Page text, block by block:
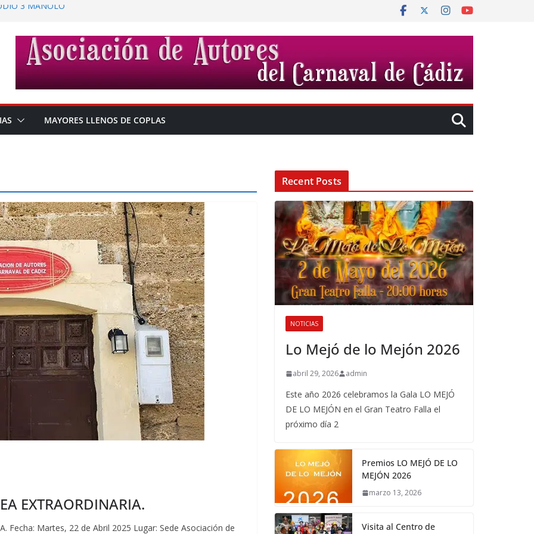
3 MANOLO
en San Fernando
MAYORES LLENOS DE COPLAS
EXTRAORDINARIA.
Fecha: Martes, 22 de Abril 2025 Lugar: Sede Asociación de
Recent Posts
NOTICIAS
Lo Mejó de lo Mejón 2026
abril 29, 2026 admin
Este año 2026 celebramos la Gala LO MEJÓ
DE LO MEJÓN en el Gran Teatro Falla el
próximo día 2
Premios LO MEJÓ DE LO
MEJÓN 2026
marzo 13, 2026
Visita al Centro de